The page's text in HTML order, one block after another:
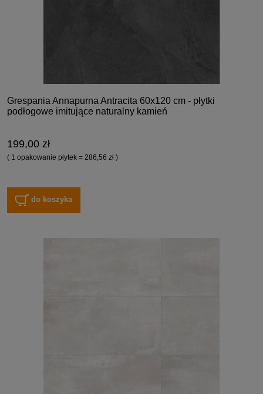
Grespania Annapurna Antracita 60x120 cm - płytki
podłogowe imitujące naturalny kamień
199,00 zł
( 1 opakowanie płytek = 286,56 zł )
do koszyka